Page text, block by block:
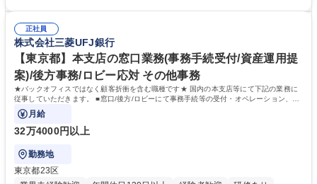
管理 ・福利厚生関連 ・職員からの問合せ、相談対応 ・その他日常の総務
業務全般 募集職種 【東京／文京区】公益財団法人の総務人事業務／年間
休日125日
正社員
株式会社三菱UFJ銀行
【東京都】本支店の窓口業務(事務手続受付/資産運用提
案)/後方事務/ロビー応対 その他事務
★バックオフィスではなく顧客折衝を含む職種です★ 国内の本支店等にて下記の業務に
従事していただきます。 ■窓口/後方/ロビーにて事務手続等の受付・オペレーション、お
客様対応
月給
32万4000円以上
勤務地
東京都23区